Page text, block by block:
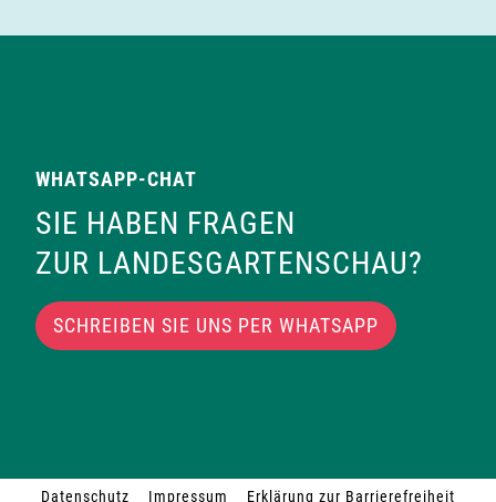
WHATSAPP-CHAT
SIE HABEN FRAGEN
ZUR LANDESGARTENSCHAU?
SCHREIBEN SIE UNS PER WHATSAPP
Datenschutz Impressum Erklärung zur Barrierefreiheit